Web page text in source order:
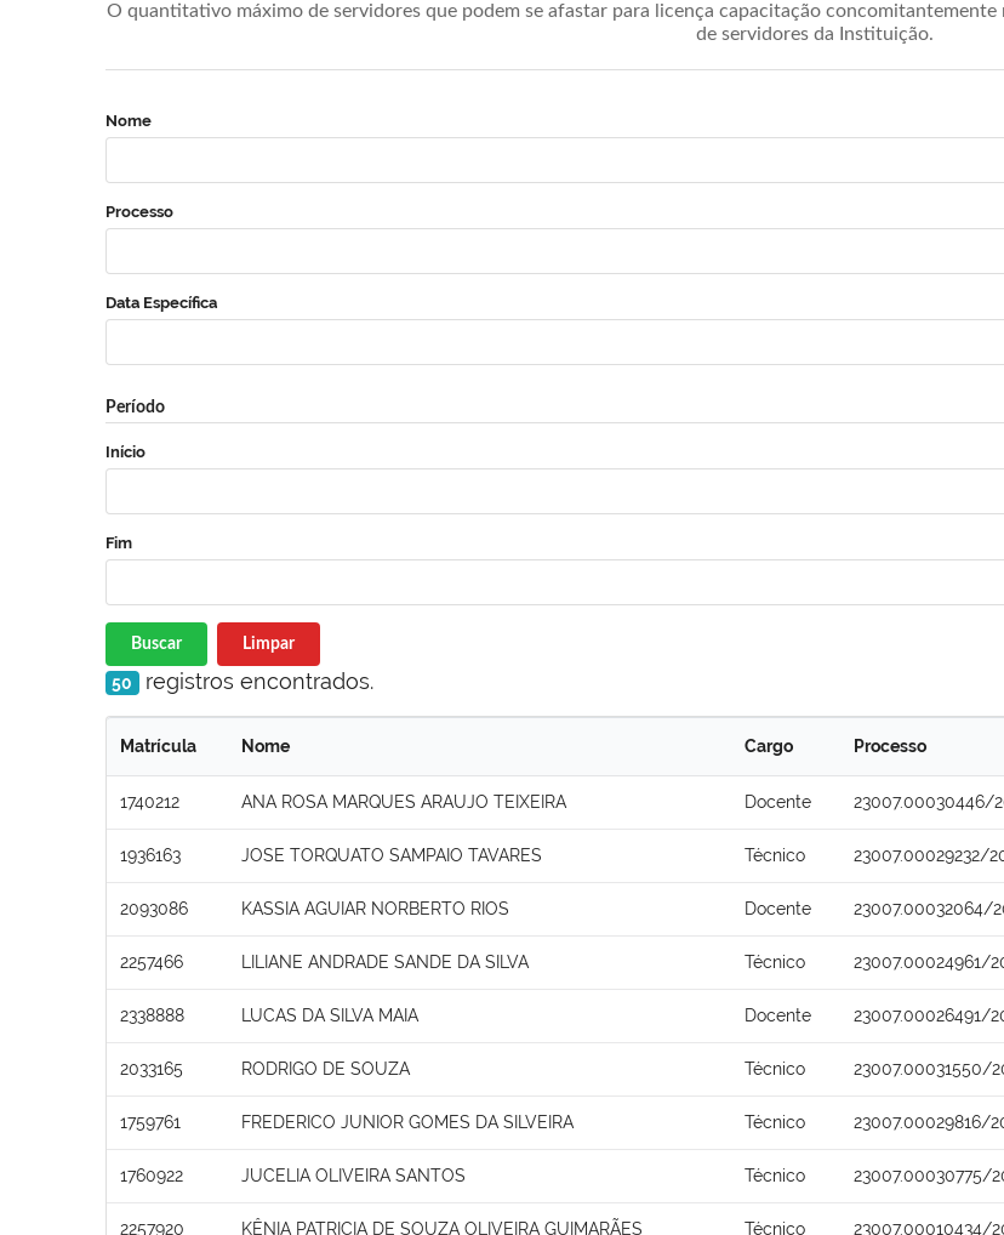
O quantitativo máximo de servidores que podem se afastar para licença capacitação
de servidores da Instituição.
Nome
Processo
Data Específica
Período
Início
Fim
Buscar Limpar
50 registros encontrados.
Matrícula Nome Cargo Processo
1740212 ANA ROSA MARQUES ARAUJO TEIXEIRA Docente 23007.00030446/
1936163 JOSE TORQUATO SAMPAIO TAVARES Técnico 23007.00029232/
2093086 KASSIA AGUIAR NORBERTO RIOS Docente 23007.00032064/
2257466 LILIANE ANDRADE SANDE DA SILVA Técnico 23007.00024961/
2338888 LUCAS DA SILVA MAIA Docente 23007.00026491/
2033165 RODRIGO DE SOUZA Técnico 23007.00031550/
1759761 FREDERICO JUNIOR GOMES DA SILVEIRA Técnico 23007.00029816/
1760922 JUCELIA OLIVEIRA SANTOS Técnico 23007.00030775/
2257920 KÊNIA PATRICIA DE SOUZA OLIVEIRA GUIMARÃES Técnico 23007.00010434/